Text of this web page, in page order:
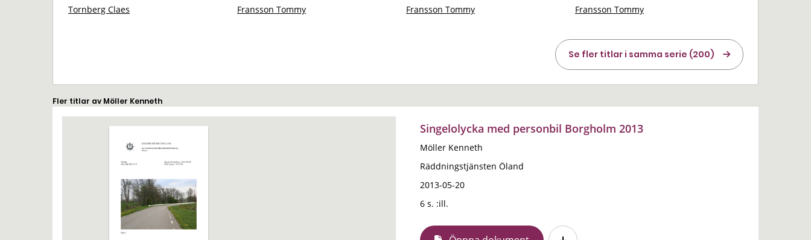
Tornberg Claes Fransson Tommy Fransson Tommy Fransson Tommy
Se fler titlar i samma serie (200)
Fler titlar av Möller Kenneth
Singelolycka med personbil Borgholm 2013
Möller Kenneth
Räddningstjänsten Öland
2013-05-20
6 s. :ill.